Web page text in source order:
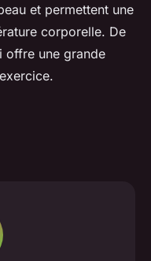
et permettent une
corporelle. De
offre une grande